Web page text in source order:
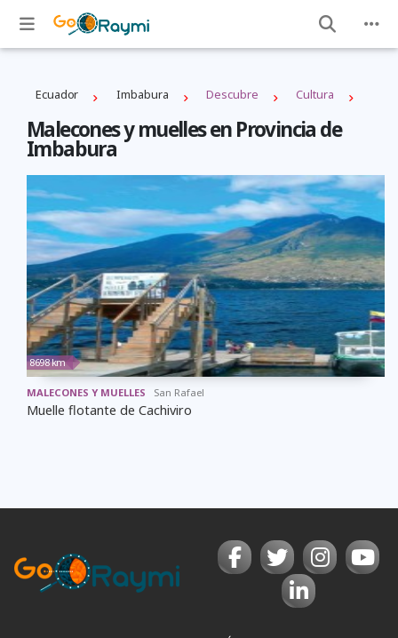
Ecuador Imbabura Descubre Cultura
Malecones y muelles en Provincia de
Imbabura
8698 km
MALECONES Y MUELLES San Rafael
Muelle flotante de Cachiviro